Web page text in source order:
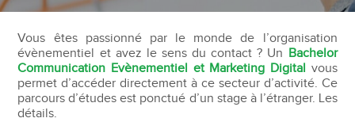
Vous êtes passionné par le monde de l’organisation
évènementiel et avez le sens du contact ? Un Bachelor
Communication Evènementiel et Marketing Digital vous
permet d’accéder directement à ce secteur d’activité. Ce
parcours d’études est ponctué d’un stage à l’étranger. Les
détails.